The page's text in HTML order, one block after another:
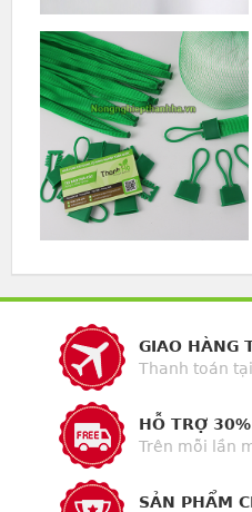
GIAO HÀNG
Thanh toán
HỖ TRỢ
Trên mỗi lần
SẢN PHẨM